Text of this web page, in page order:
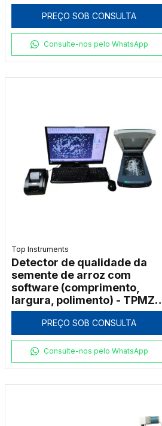
PREÇO SOB CONSULTA
Consulte-nos pelo WhatsApp
Top Instruments
Detector de qualidade da
semente de arroz com
software (comprimento,
largura, polimento) - TPMZ-
A
PREÇO SOB CONSULTA
Consulte-nos pelo WhatsApp